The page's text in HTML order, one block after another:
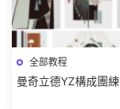
全部教程
曼奇立德YZ構成團
8月已結課【畫質高